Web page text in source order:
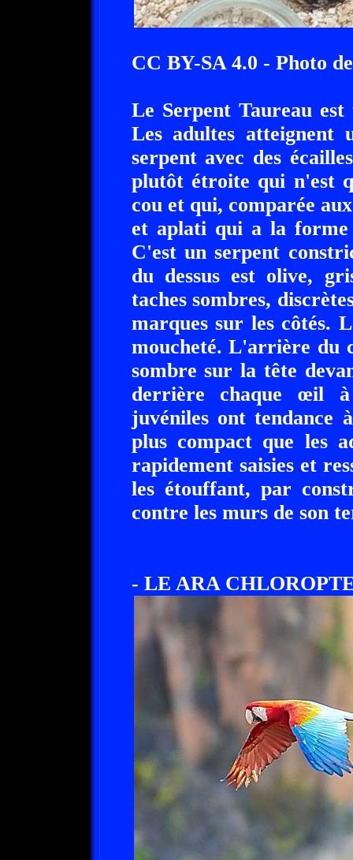
CC BY-SA 4.0 - Photo
Le Serpent Taureau est
Les adultes atteignent
serpent avec des
plutôt étroite qui n'est
cou et qui, comparée
et aplati qui a la
C'est un serpent
du dessus est olive,
taches sombres,
marques sur les côtés.
moucheté. L'arrière du
sombre sur la tête
derrière chaque œil
juvéniles ont tendance
plus compact que les
rapidement saisies et
les étouffant, par
contre les murs de son
- LE ARA